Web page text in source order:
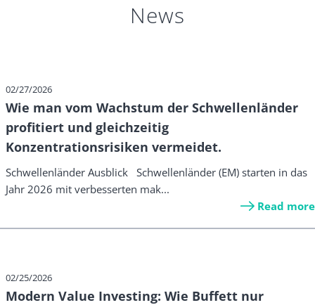
News
02/27/2026
Wie man vom Wachstum der Schwellenländer
profitiert und gleichzeitig
Konzentrationsrisiken vermeidet.
Schwellenländer Ausblick Schwellenländer (EM) starten in das
Jahr 2026 mit verbesserten mak...
Read more
02/25/2026
Modern Value Investing: Wie Buffett nur